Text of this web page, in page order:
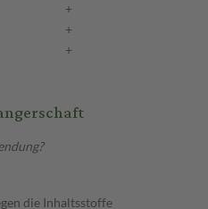
+
+
+
die Inhaltsstoffe